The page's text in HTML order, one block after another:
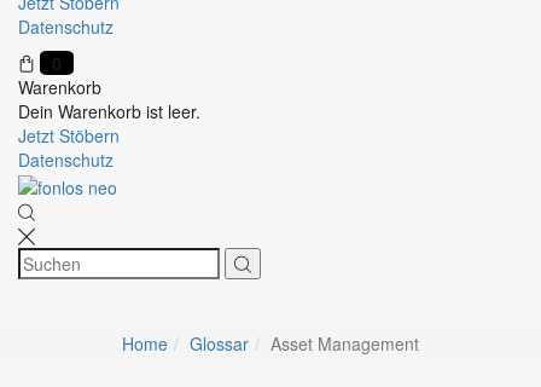
Datenschutz
0
Warenkorb
Dein Warenkorb ist leer.
Jetzt Stöbern
Datenschutz
Home Glossar Asset Management